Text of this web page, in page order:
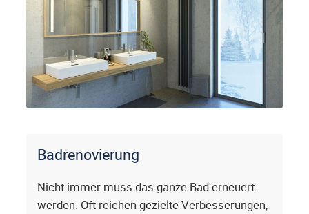
Badrenovierung
Nicht immer muss das ganze Bad erneuert
werden. Oft reichen gezielte Verbesserungen,